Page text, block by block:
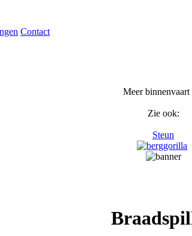
Contact
Meer binnenvaart
Zie ook:
Steun